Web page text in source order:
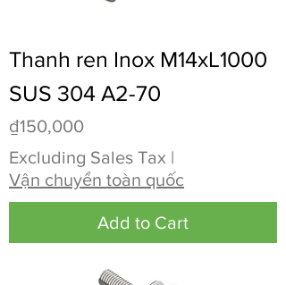
Thanh ren Inox M14xL1000
SUS 304 A2-70
Price
₫150,000
Excluding Sales Tax |
Vận chuyển toàn quốc
Add to Cart